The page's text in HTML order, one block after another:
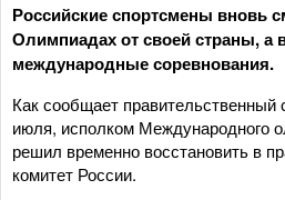
Российские спортсмены вновь
Олимпиадах от своей страны, а
международные соревнования.
Как сообщает
июля, исполком Международного
решил временно восстановить в
комитет России.